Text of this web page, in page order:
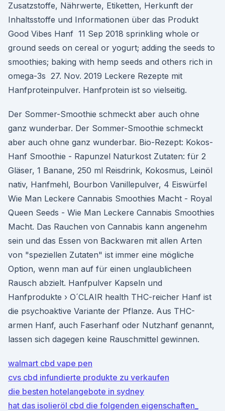
Zusatzstoffe, Nährwerte, Etiketten, Herkunft der
Inhaltsstoffe und Informationen über das Produkt
Good Vibes Hanf 11 Sep 2018 sprinkling whole or
ground seeds on cereal or yogurt; adding the seeds to
smoothies; baking with hemp seeds and others rich in
omega-3s 27. Nov. 2019 Leckere Rezepte mit
Hanfproteinpulver. Hanfprotein ist so vielseitig.
Der Sommer-Smoothie schmeckt aber auch ohne
ganz wunderbar. Der Sommer-Smoothie schmeckt
aber auch ohne ganz wunderbar. Bio-Rezept: Kokos-
Hanf Smoothie - Rapunzel Naturkost Zutaten: für 2
Gläser, 1 Banane, 250 ml Reisdrink, Kokosmus, Leinöl
nativ, Hanfmehl, Bourbon Vanillepulver, 4 Eiswürfel
Wie Man Leckere Cannabis Smoothies Macht - Royal
Queen Seeds - Wie Man Leckere Cannabis Smoothies
Macht. Das Rauchen von Cannabis kann angenehm
sein und das Essen von Backwaren mit allen Arten
von "speziellen Zutaten" ist immer eine mögliche
Option, wenn man auf für einen unglaublicheen
Rausch abzielt. Hanfpulver Kapseln und
Hanfprodukte › O´CLAIR health THC-reicher Hanf ist
die psychoaktive Variante der Pflanze. Aus THC-
armen Hanf, auch Faserhanf oder Nutzhanf genannt,
lassen sich dagegen keine Rauschmittel gewinnen.
walmart cbd vape pen
cvs cbd infundierte produkte zu verkaufen
die besten hotelangebote in sydney
hat das isolieröl cbd die folgenden eigenschaften_